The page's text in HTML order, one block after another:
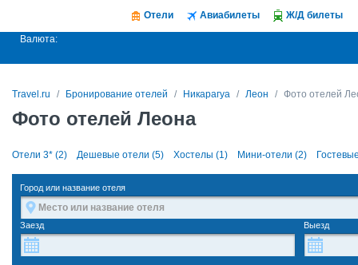
Отели Авиабилеты Ж/Д билеты
Валюта:
Travel.ru Бронирование отелей Никарагуа Леон Фото отелей
Фото отелей Леона
Отели 3* (2) Дешевые отели (5) Хостелы (1) Мини-отели (2)
Город или название отеля
Заезд Выезд